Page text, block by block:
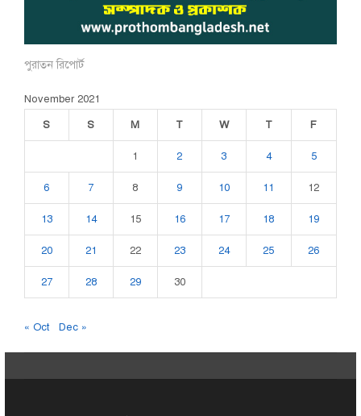
পুরাতন রিপোর্ট
November 2021
S
S M T W T F
1 2 3 4 5
6 7 8 9 10 11 12
13 14 15 16 17 18 19
20 21 22 23 24 25 26
27 28 29 30
« Oct Dec »